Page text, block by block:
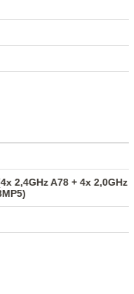
2,4GHz A78 + 4x 2,0GHz